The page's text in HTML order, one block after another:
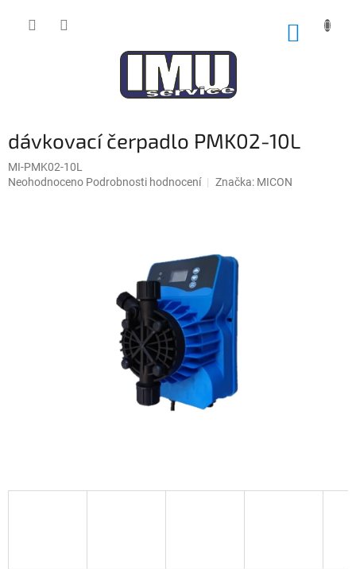
dávkovací čerpadlo PMK02-10L
MI-PMK02-10L
Průměrné
Neohodnoceno Podrobnosti hodnocení Značka: MICON